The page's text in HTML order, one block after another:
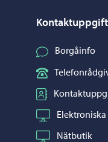
Borgåinfo
Nätbutik